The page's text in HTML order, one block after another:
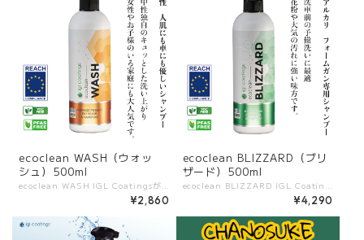
ecoclean WASH（ウォッ
シュ）500ml
ecoclean WASH IGL Coatingsが開発した、高性能なカーシャンプー。 豊かな泡立ちと優れた潤滑性で、塗装面やコーティングを傷つけずに汚れを除去します。 日常のメンテナンス洗車に最適で、施工者にも環境にもやさしい処方です。 ――――――――――― 【特長】 ・高い泡立ちと潤滑性で、スクラッチを防ぎながら安全に洗浄 ・コーティング施工車にも安心して使用可能 ・PFASフリー、VOCフリーで人にも環境にもやさしい ・濃縮タイプで経済的、少量で十分な泡立ち ――――――――――― 【他製品との違い】 ・一般的なカーシャンプーよりも泡切れが良く、すすぎがスムーズ ・グロスアップ効果があり、洗車後にツヤを感じられる ・環境配慮型の成分でありながら、洗浄力と安全性を両立 ・希釈比率を変えることで、日常洗車からディテール作業まで対応 ――――――――――― 【使用シーン】 ・日常のメンテナンス洗車 ・コーティング施工車両の定期ケア ・花粉やホコリなど軽度の汚れ除去 ――――――――――― 【容量展開】 500ml
¥2,860
ecoclean BLIZZARD（ブリ
ザード）500ml
ecoclean BLIZZARD IGL Coatingsが開発した、超高泡タイプのプレウォッシュシャンプー。 濃密で持続力のある泡が車両全体を包み込み、汚れや埃をやさしく浮かせて除去。 塗装面やコーティング層を傷つけることなく、安全に洗浄が可能です。 ――――――――――― 【特長】 ・高発泡処方：濃密な泡で摩擦を最小限に抑える ・表面安全性：コーティング車両、PPF、ラッピングにも安心 ・環境配慮：PFASフリー、VOCフリー。施工者と環境にやさしい処方 ・多用途：フォームガン、フォームランス、バケツ洗車に対応 ――――――――――― 【他製品との違い】 ・泡の持続力：一般的な高泡シャンプーは泡がすぐ消えるが、Blizzardは長く残り汚れをしっかり浮かせる ・施工表面の安全性：潤滑性が高くスクラッチを防ぎ、コーティング車や樹脂パーツにも安心 ・環境対応：持続可能な原料、低VOC処方。環境負荷を減らしつつ高い洗浄力を実現 ・コストパフォーマンス：1:150の希釈でも十分な泡立ち。少量で広範囲を洗える ――――――――――― 【使用シーン】 ・コーティング施工車のメンテナンスウォッシュ ・通常洗車前のプレウォッシュ ・花粉、泥汚れ、排気汚れの除去 ――――――――――― 【容量展開】 500ml
¥4,290